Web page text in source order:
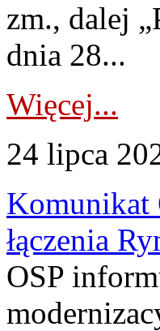
zm., dalej
dnia 28...
Więcej...
24 lipca
Komunikat
łączenia
OSP